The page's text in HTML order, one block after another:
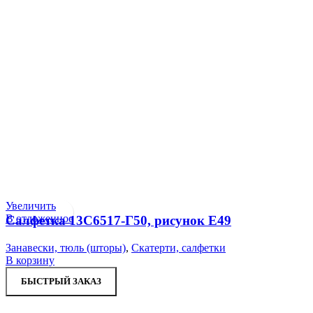
Увеличить
В отложенное
Салфетка 13С6517-Г50, рисунок Е49
Занавески, тюль (шторы), Скатерти, салфетки
В корзину
БЫСТРЫЙ ЗАКАЗ